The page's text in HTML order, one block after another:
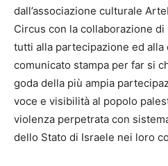
dall’associazione culturale
Circus con la collaborazione
tutti alla partecipazione ed
comunicato stampa per far si
goda della più ampia
voce e visibilità al popolo
violenza perpetrata con
dello Stato di Israele nei loro